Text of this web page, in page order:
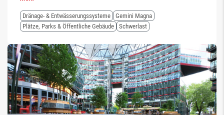
Dränage- & Entwässerungssysteme
Gemini Magna
Plätze, Parks & Öffentliche Gebäude
Schwerlast